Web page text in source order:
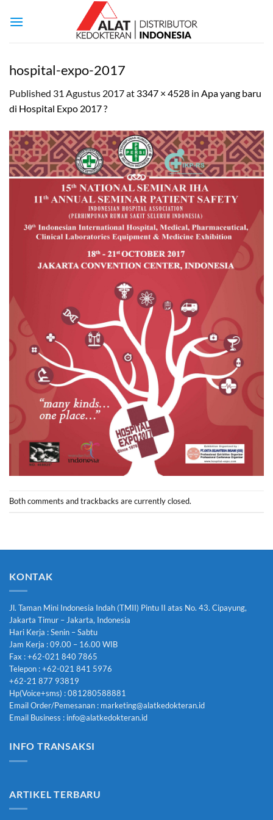
hospital-expo-2017
Published 31 Agustus 2017at 3347 × 4528 in Apa yang baru
di Hospital Expo 2017 ?
Both comments and trackbacks are currently closed.
KONTAK
Jl. Taman Mini Indonesia Indah (TMII) Pintu II atas No. 43. Cipayung,
Jakarta Timur – Jakarta, Indonesia
Hari Kerja : Senin – Sabtu
Jam Kerja : 09.00 – 16.00 WIB
Fax : +62-021 840 7865
Telepon : +62-021 841 5976
+62-21 877 93819
Hp(Voice+sms) : 081280588881
Email Order/Pemesanan : marketing@alatkedokteran.id
Email Business : info@alatkedokteran.id
INFO TRANSAKSI
ARTIKEL TERBARU